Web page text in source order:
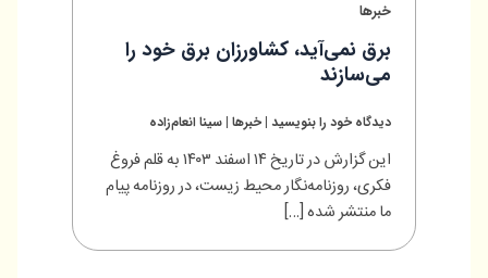
خبرها
برق نمی‌آید، کشاورزان برق خود را
می‌سازند
دیدگاه‌ خود را بنویسید | خبرها| سینا انعام‌زاده
این گزارش در تاریخ ۱۴ اسفند ۱۴۰۳ به قلم فروغ
فکری، روزنامه‌نگار محیط زیست، در روزنامه پیام
ما منتشر شده […]